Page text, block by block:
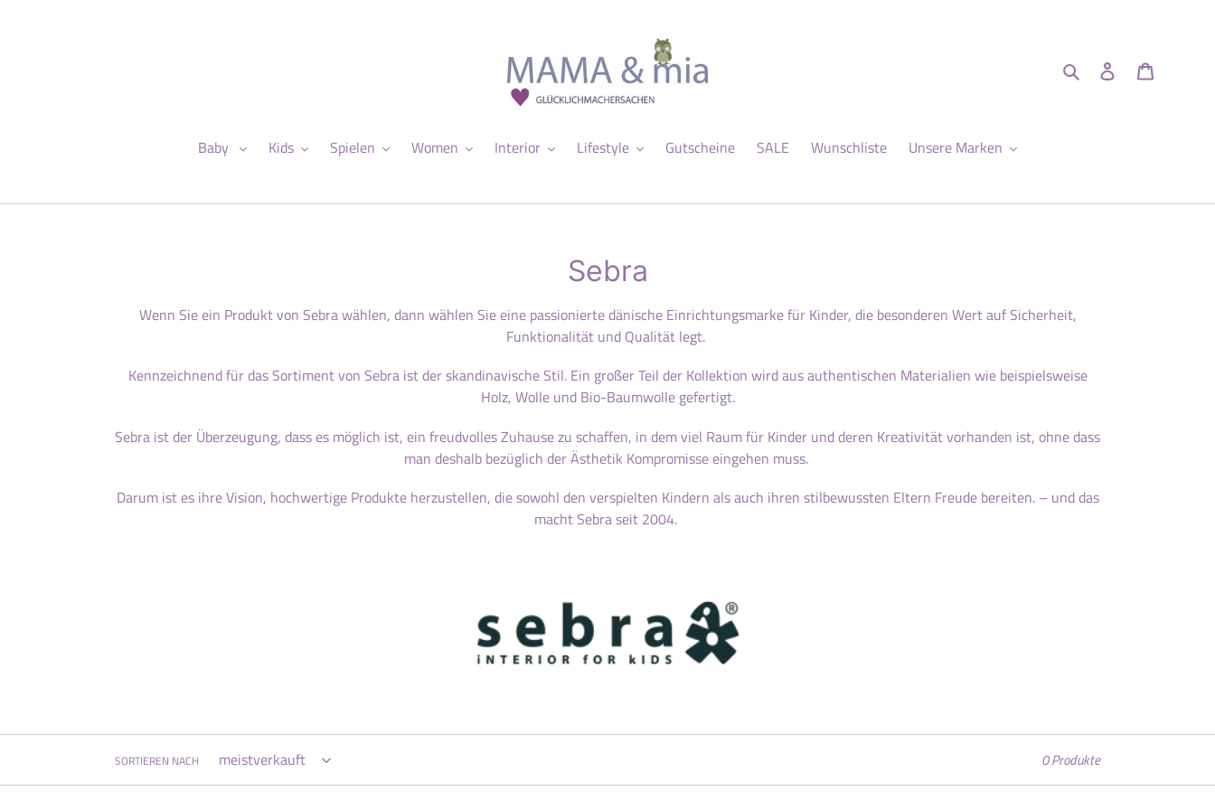
Suchen Einloggen
Baby Kids Spielen Women Interior Lifestyle Gutscheine SALE Wunschliste Unsere Marken
K
a
t
e
g
o
r
i
Sebra
Wenn Sie ein Produkt von Sebra wählen, dann wählen Sie eine passionierte dänische Einrichtungsmarke für Kinder, die besonderen Wert auf Sicherheit,
Funktionalität und Qualität legt.
Kennzeichnend für das Sortiment von Sebra ist der skandinavische Stil. Ein großer Teil der Kollektion wird aus authentischen Materialien wie beispielsweise
Holz, Wolle und Bio-Baumwolle gefertigt.
Sebra ist der Überzeugung, dass es möglich ist, ein freudvolles Zuhause zu schaffen, in dem viel Raum für Kinder und deren Kreativität vorhanden ist, ohne dass
man deshalb bezüglich der Ästhetik Kompromisse eingehen muss.
Darum ist es ihre Vision, hochwertige Produkte herzustellen, die sowohl den verspielten Kindern als auch ihren stilbewussten Eltern Freude bereiten. – und das
macht Sebra seit 2004.
SORTIEREN NACH 0 Produkte